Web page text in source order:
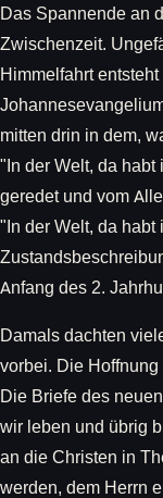
Das Spannende an
Zwischenzeit.
Himmelfahrt
mitten drin in dem,
"In der Welt, da habt
geredet und vom
"In der Welt, da habt
Anfang des 2.
Damals dachten
vorbei. Die
Die Briefe des
wir leben und übrig
an die Christen in
werden, dem Herrn